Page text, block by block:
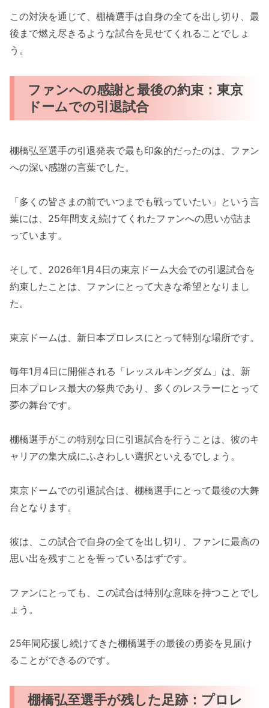
この対決を通じて、棚橋選手は自身の全てを出し切り、最
後まで燃え尽きるような試合を見せてくれることでしょ
う。
ファンへの感謝と最後の約束：東京
ドームでの引退試合
棚橋弘至選手の引退発表で最も印象的だったのは、ファン
への深い感謝の言葉でした。
「多くの皆さまの前でいつまでも戦っていたい」という言
葉には、25年間支え続けてくれたファンへの思いが詰ま
っています。
そして、2026年1月4日の東京ドーム大会での引退試合を
約束したことは、ファンにとって大きな希望となりまし
た。
東京ドームは、新日本プロレスにとって特別な場所です。
毎年1月4日に開催される「レッスルキングダム」は、新
日本プロレス最大の祭典であり、多くのレスラーにとって
夢の舞台です。
棚橋選手がこの特別な日に引退試合を行うことは、彼のキ
ャリアの集大成にふさわしい選択といえるでしょう。
東京ドームでの引退試合は、棚橋選手にとって最後の大舞
台となります。
彼は、この試合で自身の全てを出し切り、ファンに最高の
思い出を残すことを誓っているはずです。
ファンにとっても、この試合は特別な意味を持つことでし
ょう。
25年間応援し続けてきた棚橋選手の最後の勇姿を見届け
ることができるのです。
棚橋弘至選手が残した足跡：プロレ